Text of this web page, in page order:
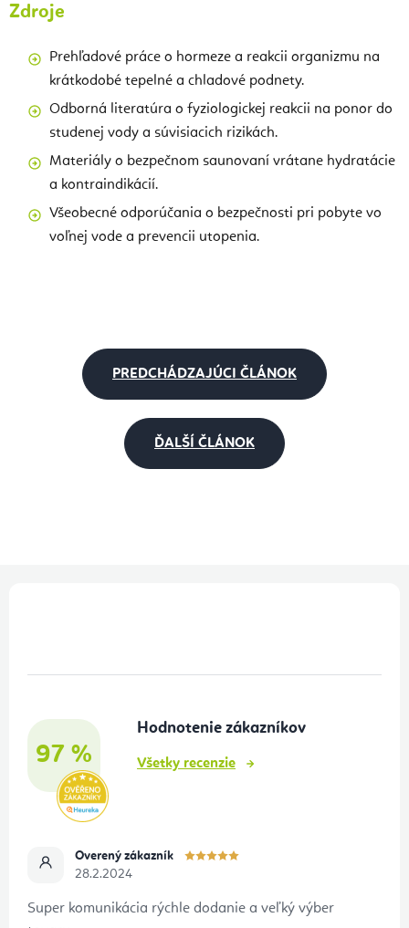
Zdroje
Prehľadové práce o hormeze a reakcii organizmu na
krátkodobé tepelné a chladové podnety.
Odborná literatúra o fyziologickej reakcii na ponor do
studenej vody a súvisiacich rizikách.
Materiály o bezpečnom saunovaní vrátane hydratácie
a kontraindikácií.
Všeobecné odporúčania o bezpečnosti pri pobyte vo
voľnej vode a prevencii utopenia.
PREDCHÁDZAJÚCI ČLÁNOK
ĎALŠÍ ČLÁNOK
97 %
Hodnotenie zákazníkov
Všetky recenzie
Overený zákazník
28.2.2024
Super komunikácia rýchle dodanie a veľký výber